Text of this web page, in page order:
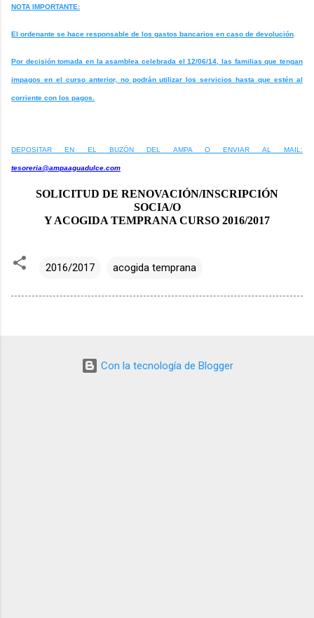
NOTA IMPORTANTE:
El ordenante se hace responsable de los gastos bancarios en caso de devolución
Por decisión tomada en la asamblea celebrada el 12/06/14, las familias que tengan
impagos en el curso anterior, no podrán utilizar los servicios hasta que estén al
corriente con los pagos.
DEPOSITAR EN EL BUZÓN DEL AMPA O ENVIAR AL MAIL:
tesoreria@ampaaguadulce.com
SOLICITUD DE RENOVACIÓN/INSCRIPCIÓN
SOCIA/O
Y ACOGIDA TEMPRANA CURSO 2016/2017
2016/2017 acogida temprana
Con la tecnología de Blogger